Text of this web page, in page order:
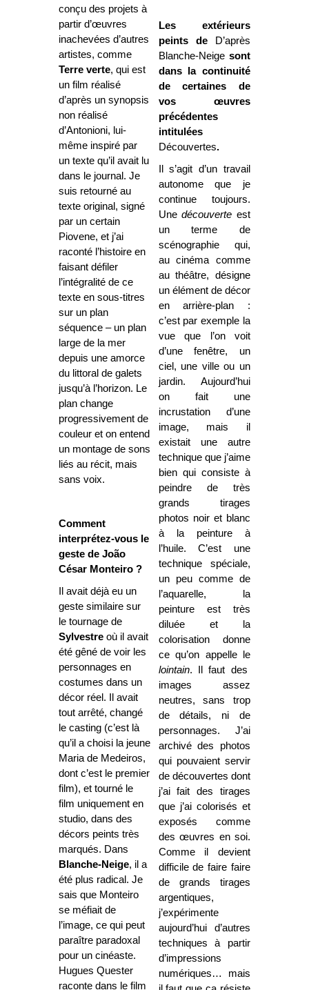
conçu des projets à
partir d’œuvres
inachevées d’autres
artistes, comme
Terre verte, qui est
un film réalisé
d’après un synopsis
non réalisé
d’Antonioni, lui-
même inspiré par
un texte qu’il avait lu
dans le journal. Je
suis retourné au
texte original, signé
par un certain
Piovene, et j’ai
raconté l’histoire en
faisant défiler
l’intégralité de ce
texte en sous-titres
sur un plan
séquence – un plan
large de la mer
depuis une amorce
du littoral de galets
jusqu’à l’horizon. Le
plan change
progressivement de
couleur et on entend
un montage de sons
liés au récit, mais
sans voix.
Comment
interprétez-vous le
geste de João
César Monteiro ?
Il avait déjà eu un
geste similaire sur
le tournage de
Sylvestre où il avait
été gêné de voir les
personnages en
costumes dans un
décor réel. Il avait
tout arrêté, changé
le casting (c’est là
qu’il a choisi la jeune
Maria de Medeiros,
dont c’est le premier
film), et tourné le
film uniquement en
studio, dans des
décors peints très
marqués. Dans
Blanche-Neige, il a
été plus radical. Je
sais que Monteiro
se méfiait de
l’image, ce qui peut
paraître paradoxal
pour un cinéaste.
Hugues Quester
raconte dans le film
Les extérieurs
peints de
D’après
Blanche-Neigesont
dans la continuité
de certaines de
vos œuvres
précédentes
intitulées
Découvertes.
Il s’agit d’un travail
autonome que je
continue toujours.
Unedécouverte est
un terme de
scénographie qui,
au cinéma comme
au théâtre, désigne
un élément de décor
en arrière-plan :
c’est par exemple la
vue que l’on voit
d’une fenêtre, un
ciel, une ville ou un
jardin. Aujourd’hui
on fait une
incrustation d’une
image, mais il
existait une autre
technique que j’aime
bien qui consiste à
peindre de très
grands tirages
photos noir et blanc
à la peinture à
l’huile. C’est une
technique spéciale,
un peu comme de
l’aquarelle, la
peinture est très
diluée et la
colorisation donne
ce qu’on appelle le
lointain. Il faut des
images assez
neutres, sans trop
de détails, ni de
personnages. J’ai
archivé des photos
qui pouvaient servir
de découvertes dont
j’ai fait des tirages
que j’ai colorisés et
exposés comme
des œuvres en soi.
Comme il devient
difficile de faire faire
de grands tirages
argentiques,
j’expérimente
aujourd’hui d’autres
techniques à partir
d’impressions
numériques… mais